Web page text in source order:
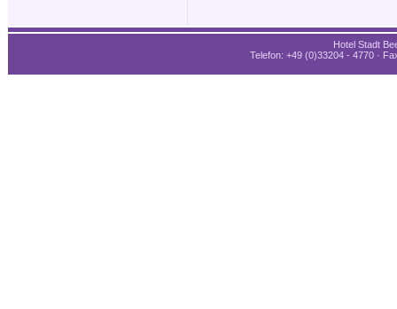
Hotel Stadt
Telefon: +49 (0)33204 - 4770 ·